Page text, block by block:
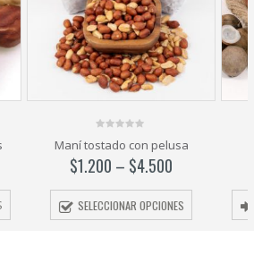
out
of
5
Coco Palma
$1.500–$6.000
SELECCIONAR OPCIONES